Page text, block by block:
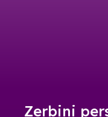
Zerbini